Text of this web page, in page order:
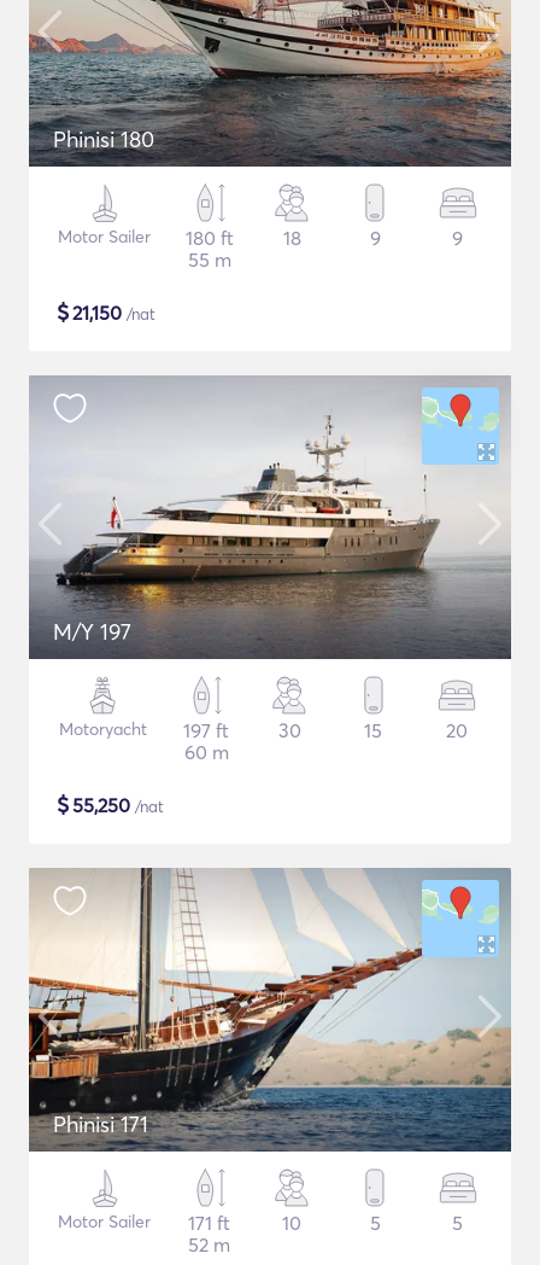
Phinisi 180
Motor Sailer
180 ft
55 m
18 9 9
$21,150 /nat
M/Y 197
Motoryacht
197 ft
60 m
30 15 20
$55,250 /nat
Phinisi 171
Motor Sailer
171 ft
52 m
10 5 5